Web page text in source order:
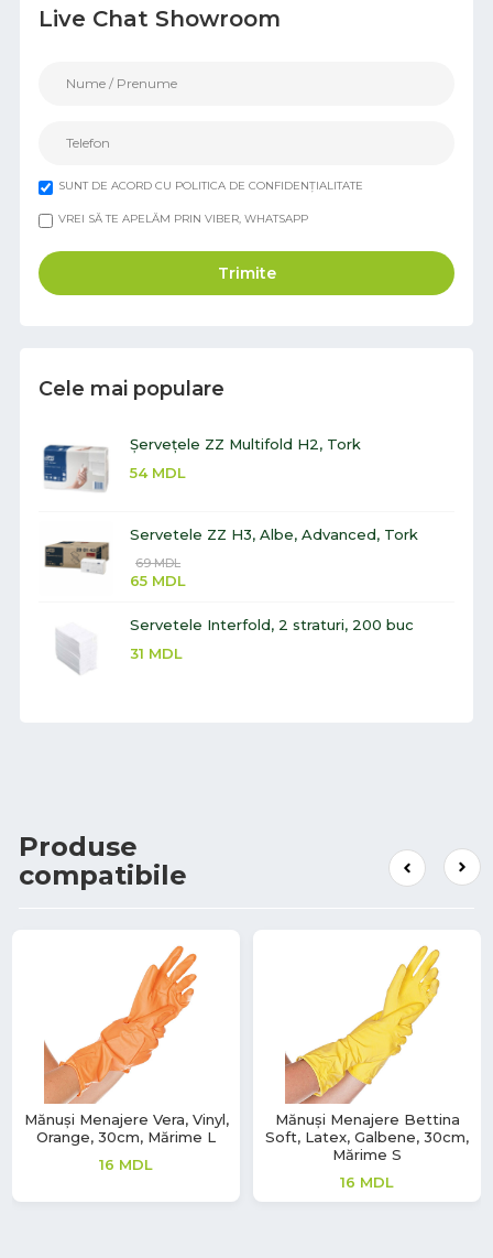
Live Chat Showroom
SUNT DE ACORD CU POLITICA DE CONFIDENȚIALITATE
VREI SĂ TE APELĂM PRIN VIBER, WHATSAPP
Trimite
Cele mai populare
Șervețele ZZ Multifold H2, Tork
54 MDL
Servetele ZZ H3, Albe, Advanced, Tork
69MDL
65 MDL
Servetele Interfold, 2 straturi, 200 buc
31 MDL
Produse
compatibile
Mănuși Menajere Vera, Vinyl,
Orange, 30cm, Mărime L
16 MDL
Mănuși Menajere Bettina
Soft, Latex, Galbene, 30cm,
Mărime S
16 MDL